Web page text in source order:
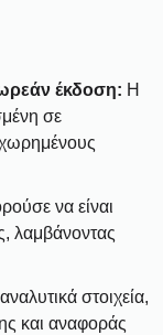
έκδοση: Η
σε
να είναι
λαμβάνοντας
στοιχεία,
και αναφοράς